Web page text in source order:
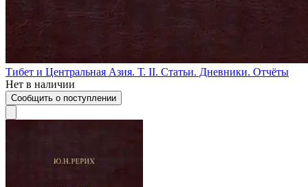
Тибет и Центральная Азия. Т. II. Статьи. Дневники. Отчёты
Нет в наличии
Сообщить о поступлении